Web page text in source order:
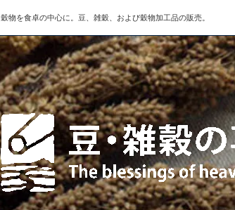
穀物を食卓の中心に。豆、雑穀、および穀物加工品の販売。